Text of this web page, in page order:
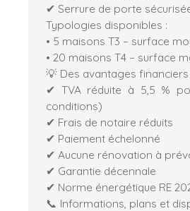
✔ Serrure de porte
Typologies disponibles :
• 5 maisons T3 – surface
• 20 maisons T4 – surface
💡 Des avantages
✔ TVA réduite à 5,5 %
conditions)
✔ Frais de notaire réduits
✔ Paiement échelonné
✔ Aucune rénovation à
✔ Garantie décennale
✔ Norme énergétique RE
📞 Informations, plans et